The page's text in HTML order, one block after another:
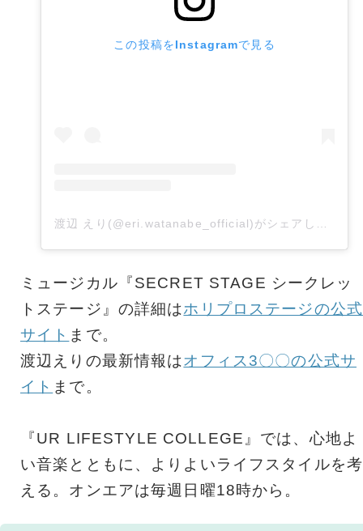
この投稿をInstagramで見る
ミュージカル『SECRET STAGE シークレッ
トステージ』の詳細はホリプロステージの公式
サイト まで。
渡辺えりの最新情報はオフィス3〇〇の公式サ
イト まで。
『UR LIFESTYLE COLLEGE』では、心地よ
い音楽とともに、よりよいライフスタイルを考
える。オンエアは毎週日曜18時から。